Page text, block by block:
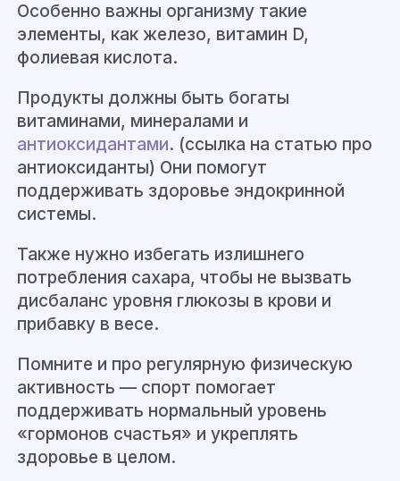
Особенно важны организму такие
элементы, как железо, витамин D,
фолиевая кислота.
Продукты должны быть богаты
витаминами, минералами и
антиоксидантами. (ссылка на статью про
антиоксиданты) Они помогут
поддерживать здоровье эндокринной
системы.
Также нужно избегать излишнего
потребления сахара, чтобы не вызвать
дисбаланс уровня глюкозы в крови и
прибавку в весе.
Помните и про регулярную физическую
активность — спорт помогает
поддерживать нормальный уровень
«гормонов счастья» и укреплять
здоровье в целом.